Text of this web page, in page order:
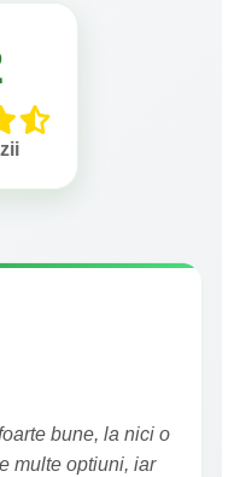
bune, la nici o
multe optiuni, iar